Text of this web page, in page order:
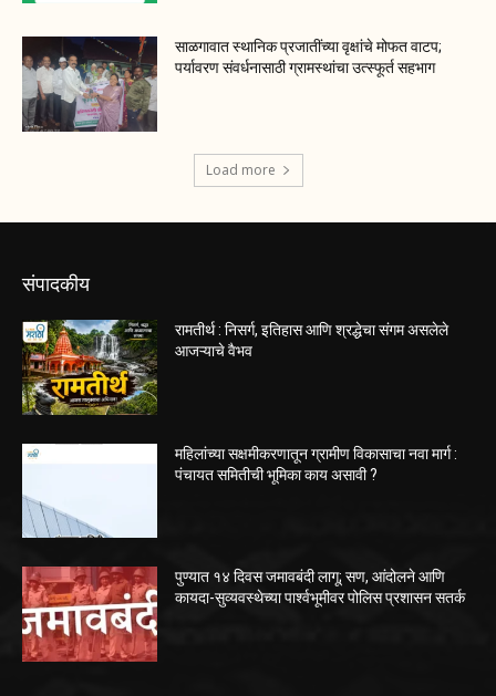
साळगावात स्थानिक प्रजातींच्या वृक्षांचे मोफत वाटप;
पर्यावरण संवर्धनासाठी ग्रामस्थांचा उत्स्फूर्त सहभाग
Load more
संपादकीय
रामतीर्थ : निसर्ग, इतिहास आणि श्रद्धेचा संगम असलेले
आजऱ्याचे वैभव
महिलांच्या सक्षमीकरणातून ग्रामीण विकासाचा नवा मार्ग :
पंचायत समितीची भूमिका काय असावी ?
पुण्यात १४ दिवस जमावबंदी लागू; सण, आंदोलने आणि
कायदा-सुव्यवस्थेच्या पार्श्वभूमीवर पोलिस प्रशासन सतर्क